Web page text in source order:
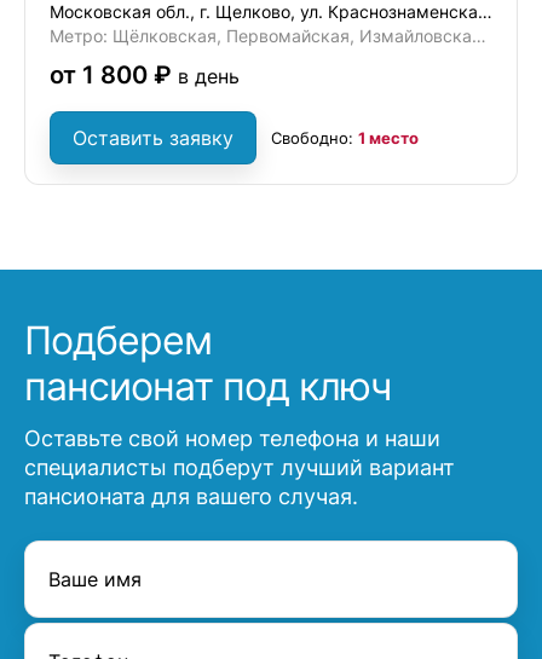
Московская обл., г. Щелково, ул. Краснознаменская 15/3
Метро: Щёлковская, Первомайская, Измайловская, Черкизовская
от 1 800 ₽ в день
Оставить заявку Свободно: 1 место
Подберем
пансионат под ключ
Оставьте свой номер телефона и наши
специалисты подберут лучший вариант
пансионата для вашего случая.